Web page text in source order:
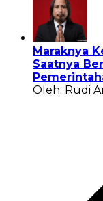
Maraknya
Saatnya
Oleh: Rudi